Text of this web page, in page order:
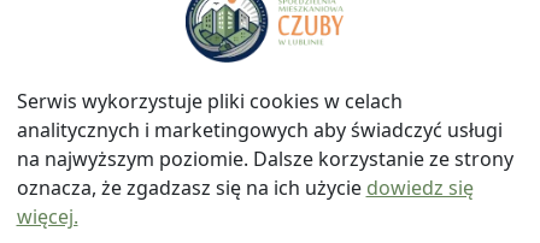
ul. Watykańska 6, 20-538 Lublin
Telefon: 814641700 E-mail: info@smczuby.pl
© 2026
Serwis wykorzystuje pliki cookies w celach
analitycznych i marketingowych aby świadczyć usługi
na najwyższym poziomie. Dalsze korzystanie ze strony
oznacza, że zgadzasz się na ich użycie dowiedz się
więcej.